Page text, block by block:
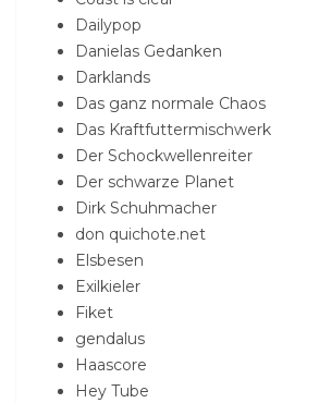
Dailypop
Danielas Gedanken
Darklands
Das ganz normale Chaos
Das Kraftfuttermischwerk
Der Schockwellenreiter
Der schwarze Planet
Dirk Schuhmacher
don quichote.net
Elsbesen
Exilkieler
Fiket
gendalus
Haascore
Hey Tube